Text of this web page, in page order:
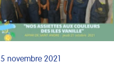
5 novembre 2021